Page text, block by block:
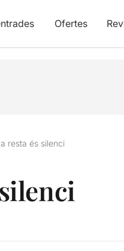
Ofertes
resta és silenci